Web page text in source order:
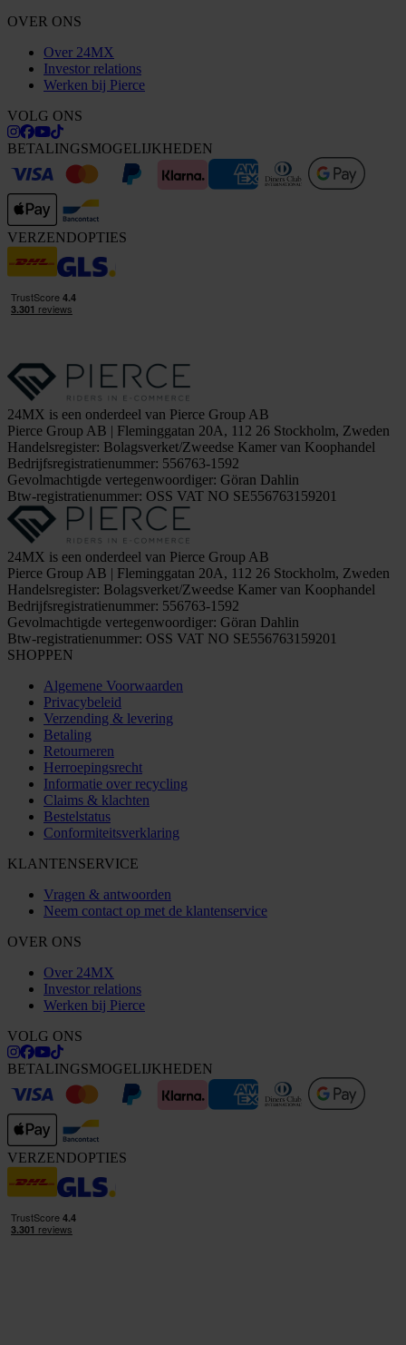
OVER ONS
Over 24MX
Investor relations
Werken bij Pierce
VOLG ONS
BETALINGSMOGELIJKHEDEN
VERZENDOPTIES
24MX is een onderdeel van Pierce Group AB
Pierce Group AB | Fleminggatan 20A, 112 26 Stockholm, Zweden
Handelsregister: Bolagsverket/Zweedse Kamer van Koophandel
Bedrijfsregistratienummer: 556763-1592
Gevolmachtigde vertegenwoordiger: Göran Dahlin
Btw-registratienummer: OSS VAT NO SE556763159201
24MX is een onderdeel van Pierce Group AB
Pierce Group AB | Fleminggatan 20A, 112 26 Stockholm, Zweden
Handelsregister: Bolagsverket/Zweedse Kamer van Koophandel
Bedrijfsregistratienummer: 556763-1592
Gevolmachtigde vertegenwoordiger: Göran Dahlin
Btw-registratienummer: OSS VAT NO SE556763159201
SHOPPEN
Algemene Voorwaarden
Privacybeleid
Verzending & levering
Betaling
Retourneren
Herroepingsrecht
Informatie over recycling
Claims & klachten
Bestelstatus
Conformiteitsverklaring
KLANTENSERVICE
Vragen & antwoorden
Neem contact op met de klantenservice
OVER ONS
Over 24MX
Investor relations
Werken bij Pierce
VOLG ONS
BETALINGSMOGELIJKHEDEN
VERZENDOPTIES